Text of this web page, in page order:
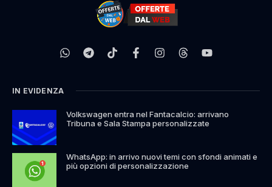
IN EVIDENZA
Volkswagen entra nel Fantacalcio: arrivano
Tribuna e Sala Stampa personalizzate
WhatsApp: in arrivo nuovi temi con sfondi animati e
più opzioni di personalizzazione